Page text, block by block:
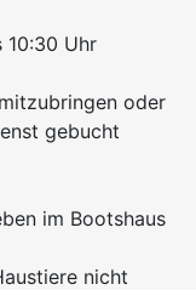
10:30 Uhr
oder
gebucht
im Bootshaus
nicht